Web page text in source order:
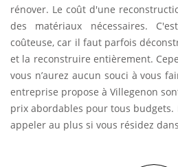
rénover. Le coût d'une
des matériaux nécessaires.
coûteuse, car il faut parfois
et la reconstruire entièrement.
vous n’aurez aucun souci à vous
entreprise propose à Villegenon
prix abordables pour tous budgets.
appeler au plus si vous résidez